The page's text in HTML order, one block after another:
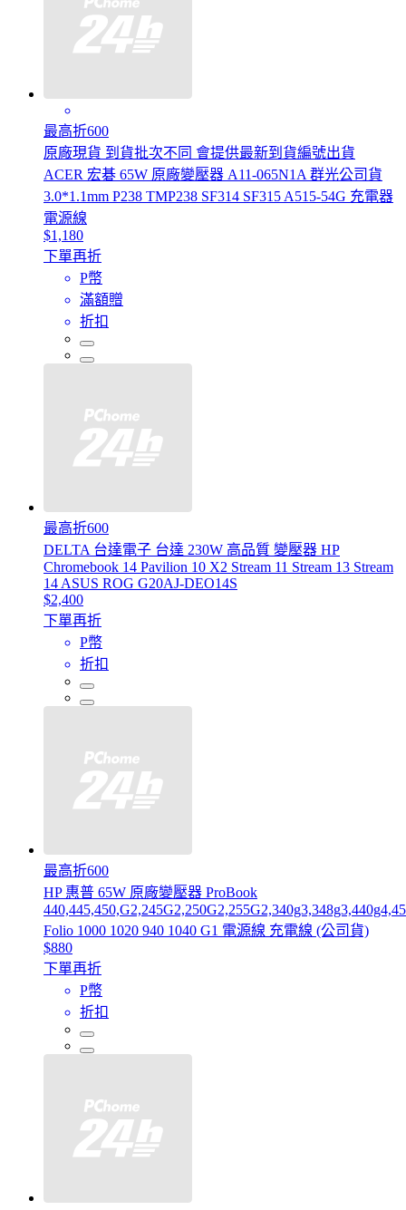
最高折600
原廠現貨 到貨批次不同 會提供最新到貨編號出貨
ACER 宏碁 65W 原廠變壓器 A11-065N1A 群光公司貨
3.0*1.1mm P238 TMP238 SF314 SF315 A515-54G 充電器
電源線
$1,180
下單再折
P幣
滿額贈
折扣
最高折600
DELTA 台達電子 台達 230W 高品質 變壓器 HP
Chromebook 14 Pavilion 10 X2 Stream 11 Stream 13 Stream
14 ASUS ROG G20AJ-DEO14S
$2,400
下單再折
P幣
折扣
最高折600
HP 惠普 65W 原廠變壓器 ProBook
Folio 1000 1020 940 1040 G1 電源線 充電線 (公司貨)
$880
下單再折
P幣
折扣